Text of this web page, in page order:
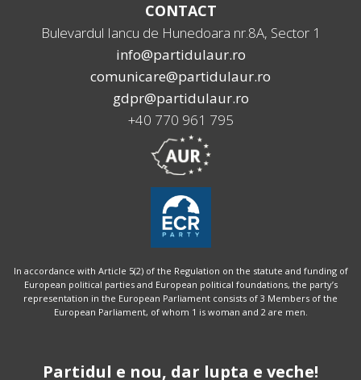
CONTACT
Bulevardul Iancu de Hunedoara nr.8A, Sector 1
info@partidulaur.ro
comunicare@partidulaur.ro
gdpr@partidulaur.ro
+40 770 961 795
In accordance with Article 5(2) of the Regulation on the statute and funding of
European political parties and European political foundations, the party’s
representation in the European Parliament consists of 3 Members of the
European Parliament, of whom 1 is woman and 2 are men.
Partidul e nou, dar lupta e veche!